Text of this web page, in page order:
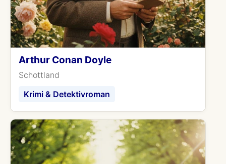
Arthur Conan Doyle
Schottland
Krimi & Detektivroman